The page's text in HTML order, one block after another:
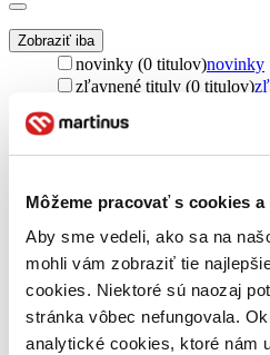
Môžeme pracovať s cookies
Aby sme vedeli, ako sa na
mohli vám zobraziť tie
cookies. Niektoré sú naozaj
stránka vôbec nefungovala.
analytické cookies, ktoré nám
Zobraziť iba
novinky (0 titulov)novinky
zľavnené tituly (0 titulov)
Dostupnosť
pripravujeme (0 titulov)
dostupná (bez
vypredaných)
nová (0 titulov)nová
čítaná (0 titulov)čítaná
čítaná - výborný stav (0